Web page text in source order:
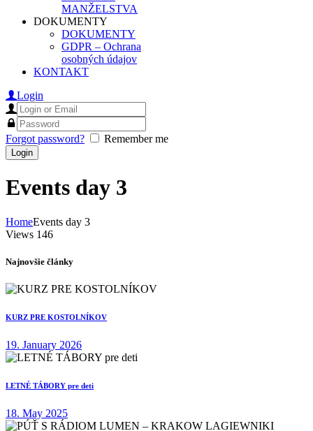
MANŽELSTVA
DOKUMENTY
DOKUMENTY
GDPR – Ochrana
osobných údajov
KONTAKT
Login
Forgot password? Remember me
Events day 3
HomeEvents day 3
Views 146
Najnovšie články
KURZ PRE KOSTOLNÍKOV
19. January 2026
LETNÉ TÁBORY pre deti
18. May 2025